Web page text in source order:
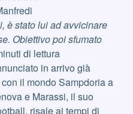
è stato lui ad avvicinare
Obiettivo poi sfumato
di lettura
in arrivo già
il mondo Sampdoria a
e Marassi, il suo
risale ai tempi di